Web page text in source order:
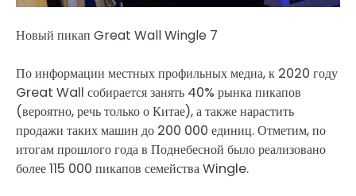
Новый пикап Great Wall Wingle 7
По информации местных профильных медиа, к 2020 году
Great Wall собирается занять 40% рынка пикапов
(вероятно, речь только о Китае), а также нарастить
продажи таких машин до 200 000 единиц. Отметим, по
итогам прошлого года в Поднебесной было реализовано
более 115 000 пикапов семейства Wingle.